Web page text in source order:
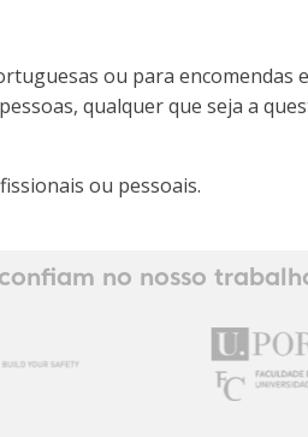
ou para encomendas
qualquer que seja a
ou pessoais.
no nosso